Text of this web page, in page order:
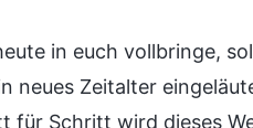
in euch vollbringe,
neues Zeitalter
für Schritt wird dieses